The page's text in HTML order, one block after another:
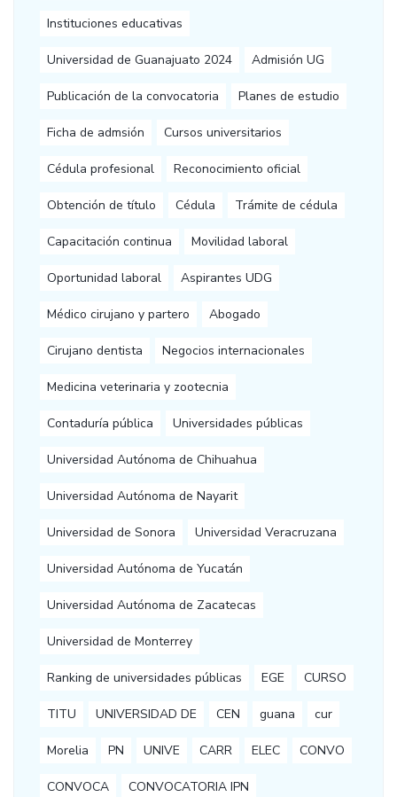
Instituciones educativas
Universidad de Guanajuato 2024 Admisión UG
Publicación de la convocatoria Planes de estudio
Ficha de admsión Cursos universitarios
Cédula profesional Reconocimiento oficial
Obtención de título Cédula Trámite de cédula
Capacitación continua Movilidad laboral
Oportunidad laboral Aspirantes UDG
Médico cirujano y partero Abogado
Cirujano dentista Negocios internacionales
Medicina veterinaria y zootecnia
Contaduría pública Universidades públicas
Universidad Autónoma de Chihuahua
Universidad Autónoma de Nayarit
Universidad de Sonora Universidad Veracruzana
Universidad Autónoma de Yucatán
Universidad Autónoma de Zacatecas
Universidad de Monterrey
Ranking de universidades públicas EGE CURSO
TITU UNIVERSIDAD DE CEN guana cur
Morelia PN UNIVE CARR ELEC CONVO
CONVOCA CONVOCATORIA IPN